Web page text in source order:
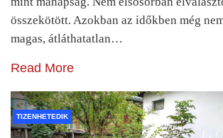
összekötött. Azokban az időkben még
magas, átláthatatlan…
Read More
TIZENHETEDIK